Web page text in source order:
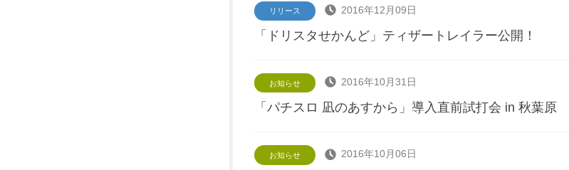
リリース 2016年12月09日
「ドリスタせかんど」ティザートレイラー公開！
お知らせ 2016年10月31日
「パチスロ 凪のあすから」導入直前試打会 in 秋葉原
お知らせ 2016年10月06日